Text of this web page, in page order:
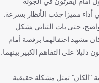
أداء مميزا جذب الأنظار بسرعة.
حتى بات الثنائي يشكل
مشهد احتفالهما برقصة أمام
دليلا على التفاهم الكبير بينهما.
"الكان" تمثل مشكلة حقيقية